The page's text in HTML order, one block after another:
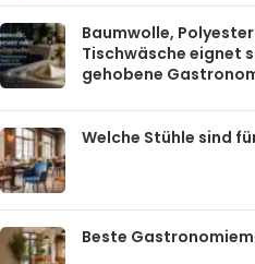
Baumwolle,
Tischwäsche eignet
gehobene
Welche Stühle sind
Beste